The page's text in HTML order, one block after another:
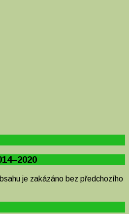
je zakázáno bez předchozího